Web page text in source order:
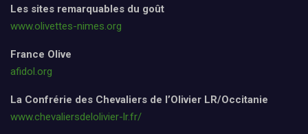
Les sites remarquables du goût
www.olivettes-nimes.org
France Olive
afidol.org
La Confrérie des Chevaliers de l’Olivier LR/Occitanie
www.chevaliersdelolivier-lr.fr/